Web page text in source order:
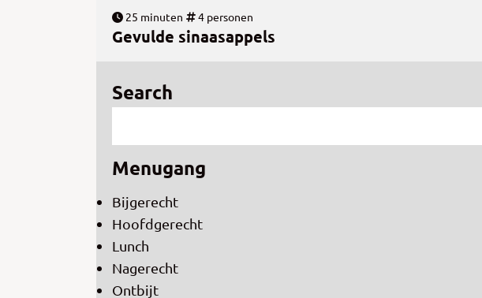
25 minuten 4 personen
Gevulde sinaasappels
Search
Menugang
Bijgerecht
Hoofdgerecht
Lunch
Nagerecht
Ontbijt